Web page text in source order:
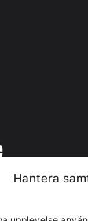
Hantera